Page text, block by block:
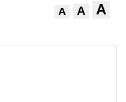
A A A